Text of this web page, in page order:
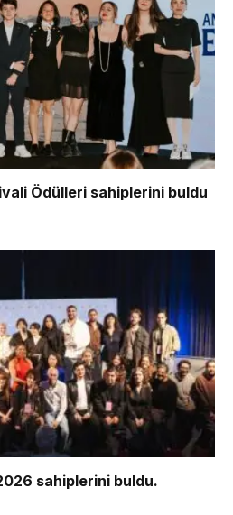
Ödülleri sahiplerini buldu
sahiplerini buldu.